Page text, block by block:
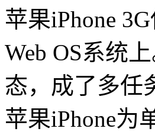
苹果iPhone 3G
Web OS系统上
态，成了多任
苹果iPhone为